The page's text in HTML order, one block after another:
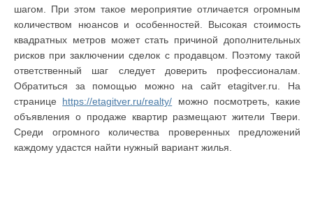
шагом. При этом такое мероприятие отличается огромным
количеством нюансов и особенностей. Высокая стоимость
квадратных метров может стать причиной дополнительных
рисков при заключении сделок с продавцом. Поэтому такой
ответственный шаг следует доверить профессионалам.
Обратиться за помощью можно на сайт etagitver.ru. На
странице https://etagitver.ru/realty/ можно посмотреть, какие
объявления о продаже квартир размещают жители Твери.
Среди огромного количества проверенных предложений
каждому удастся найти нужный вариант жилья.